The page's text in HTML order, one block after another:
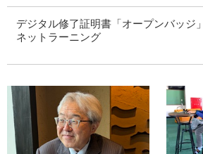
デジタル修了証明書「オープンバッジ
ネットラーニング